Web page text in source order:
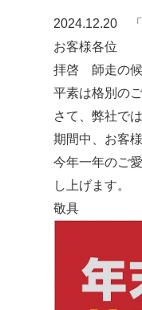
2024.12.20 「
お客様各位
拝啓 師走の候
平素は格別の
さて、弊社で
期間中、お客
今年一年のご
し上げます。
敬具